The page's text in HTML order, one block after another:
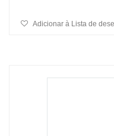
Adicionar à Lista de